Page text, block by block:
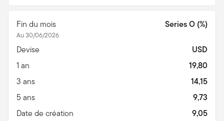
Fin du mois
Au 30/06/2026
Series O (%)
Devise
USD
1 an
19,80
3 ans
14,15
5 ans
9,73
Date de création
9,05